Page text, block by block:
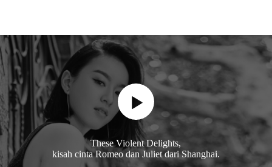
These Violent Delights,
kisah cinta Romeo dan Juliet dari Shanghai.